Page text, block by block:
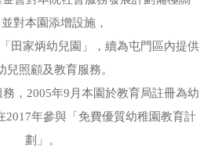
對本園添增設施，
田家炳幼兒園」，續為屯門區內提供
兒照顧及教育服務。
，2005年9月本園於教育局註冊為幼
2017年參與「免費優質幼稚園教育計
劃」。